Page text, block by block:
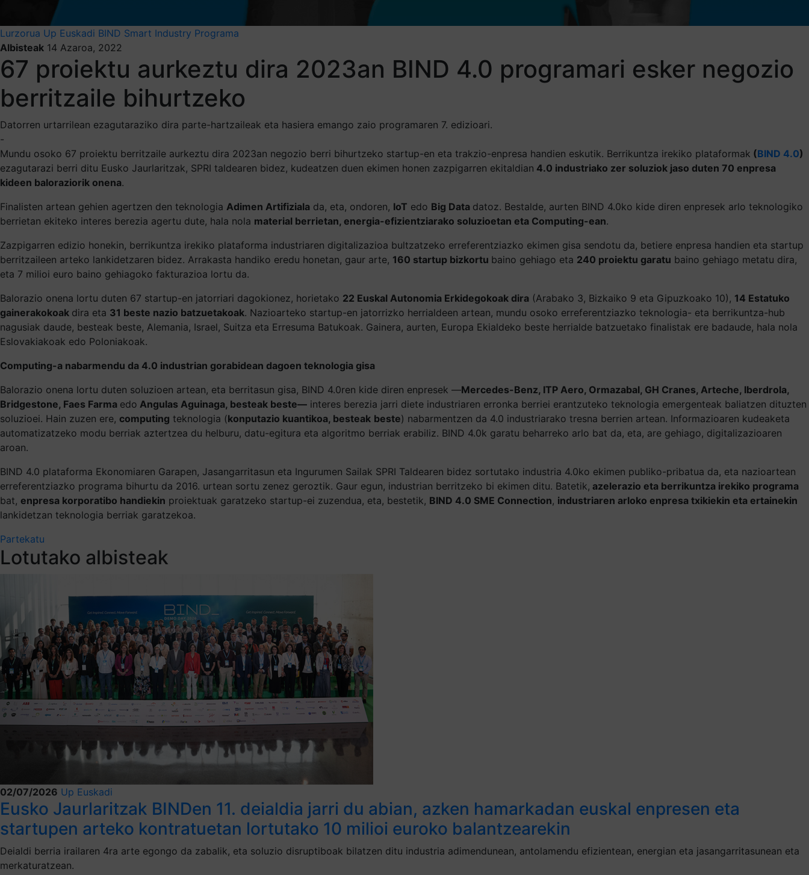
Lurzorua Up Euskadi BIND Smart Industry Programa
Albisteak 14 Azaroa, 2022
67 proiektu aurkeztu dira 2023an BIND 4.0 programari esker negozio
berritzaile bihurtzeko
Datorren urtarrilean ezagutaraziko dira parte-hartzaileak eta hasiera emango zaio programaren 7. edizioari.
-
Mundu osoko 67 proiektu berritzaile aurkeztu dira 2023an negozio berri bihurtzeko startup-en eta trakzio-enpresa handien eskutik. Berrikuntza irekiko plataformak (BIND 4.0)
ezagutarazi berri ditu Eusko Jaurlaritzak, SPRI taldearen bidez, kudeatzen duen ekimen honen zazpigarren ekitaldian 4.0 industriako zer soluziok jaso duten 70 enpresa
kideen baloraziorik onena.
Finalisten artean gehien agertzen den teknologia Adimen Artifiziala da, eta, ondoren, IoT edo Big Data datoz. Bestalde, aurten BIND 4.0ko kide diren enpresek arlo teknologiko
berrietan ekiteko interes berezia agertu dute, hala nola material berrietan, energia-efizientziarako soluzioetan eta Computing-ean.
Zazpigarren edizio honekin, berrikuntza irekiko plataforma industriaren digitalizazioa bultzatzeko erreferentziazko ekimen gisa sendotu da, betiere enpresa handien eta startup
berritzaileen arteko lankidetzaren bidez. Arrakasta handiko eredu honetan, gaur arte, 160 startup bizkortu baino gehiago eta 240 proiektu garatu baino gehiago metatu dira,
eta 7 milioi euro baino gehiagoko fakturazioa lortu da.
Balorazio onena lortu duten 67 startup-en jatorriari dagokionez, horietako 22 Euskal Autonomia Erkidegokoak dira (Arabako 3, Bizkaiko 9 eta Gipuzkoako 10), 14 Estatuko
gainerakokoak dira eta 31 beste nazio batzuetakoak. Nazioarteko startup-en jatorrizko herrialdeen artean, mundu osoko erreferentziazko teknologia- eta berrikuntza-hub
nagusiak daude, besteak beste, Alemania, Israel, Suitza eta Erresuma Batukoak. Gainera, aurten, Europa Ekialdeko beste herrialde batzuetako finalistak ere badaude, hala nola
Eslovakiakoak edo Poloniakoak.
Computing-a nabarmendu da 4.0 industrian gorabidean dagoen teknologia gisa
Balorazio onena lortu duten soluzioen artean, eta berritasun gisa, BIND 4.0ren kide diren enpresek —Mercedes-Benz, ITP Aero, Ormazabal, GH Cranes, Arteche, Iberdrola,
Bridgestone, Faes Farma edo Angulas Aguinaga, besteak beste— interes berezia jarri diete industriaren erronka berriei erantzuteko teknologia emergenteak baliatzen dituzten
soluzioei. Hain zuzen ere, computing teknologia (konputazio kuantikoa, besteak beste) nabarmentzen da 4.0 industriarako tresna berrien artean. Informazioaren kudeaketa
automatizatzeko modu berriak aztertzea du helburu, datu-egitura eta algoritmo berriak erabiliz. BIND 4.0k garatu beharreko arlo bat da, eta, are gehiago, digitalizazioaren
aroan.
BIND 4.0 plataforma Ekonomiaren Garapen, Jasangarritasun eta Ingurumen Sailak SPRI Taldearen bidez sortutako industria 4.0ko ekimen publiko-pribatua da, eta nazioartean
erreferentziazko programa bihurtu da 2016. urtean sortu zenez geroztik. Gaur egun, industrian berritzeko bi ekimen ditu. Batetik, azelerazio eta berrikuntza irekiko programa
bat, enpresa korporatibo handiekin proiektuak garatzeko startup-ei zuzendua, eta, bestetik, BIND 4.0 SME Connection, industriaren arloko enpresa txikiekin eta ertainekin
lankidetzan teknologia berriak garatzekoa.
Partekatu
Lotutako albisteak
02/07/2026 Up Euskadi
Eusko Jaurlaritzak BINDen 11. deialdia jarri du abian, azken hamarkadan euskal enpresen eta
startupen arteko kontratuetan lortutako 10 milioi euroko balantzearekin
Deialdi berria irailaren 4ra arte egongo da zabalik, eta soluzio disruptiboak bilatzen ditu industria adimendunean, antolamendu efizientean, energian eta jasangarritasunean eta
merkaturatzean.